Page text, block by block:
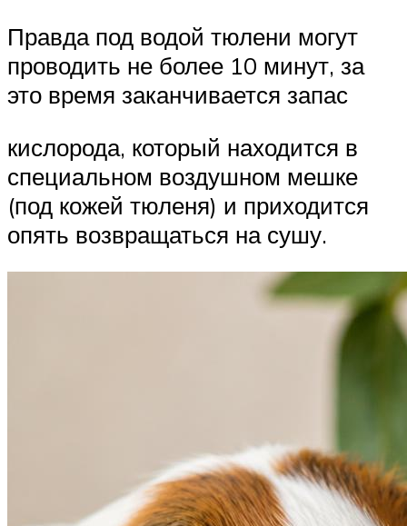
Правда под водой тюлени могут
проводить не более 10 минут, за
это время заканчивается запас
кислорода, который находится в
специальном воздушном мешке
(под кожей тюленя) и приходится
опять возвращаться на сушу.